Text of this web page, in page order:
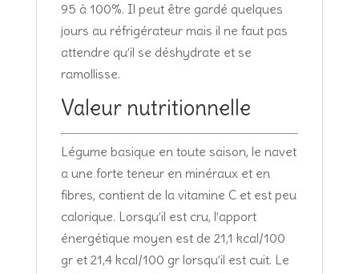
95 à 100%. Il peut être gardé quelques
jours au réfrigérateur mais il ne faut pas
attendre qu’il se déshydrate et se
ramollisse.
Valeur nutritionnelle
Légume basique en toute saison, le navet
a une forte teneur en minéraux et en
fibres, contient de la vitamine C et est peu
calorique. Lorsqu’il est cru, l’apport
énergétique moyen est de 21,1 kcal/100
gr et 21,4 kcal/100 gr lorsqu’il est cuit. Le